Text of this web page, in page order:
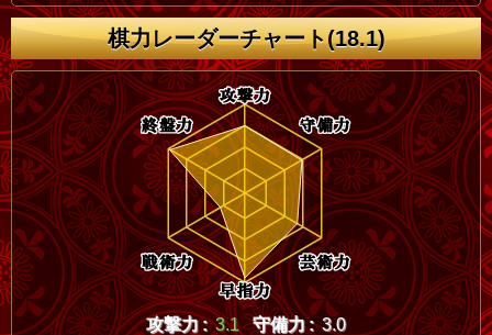
棋力レーダーチャート(18.1)
攻撃力 : 3.1 守備力 : 3.0